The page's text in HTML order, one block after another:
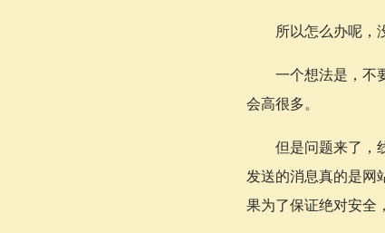
所以怎么办呢，
一个想法是，不
会高很多。
但是问题来了，
发送的消息真的是网
果为了保证绝对安全